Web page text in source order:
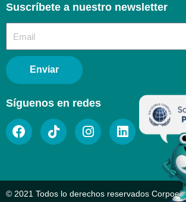
Suscríbete a nuestro newsletter​
Enviar
Síguenos en redes
© 2021 Todos lo derechos reservados